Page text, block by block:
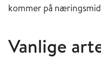
kommer på
Vanlige